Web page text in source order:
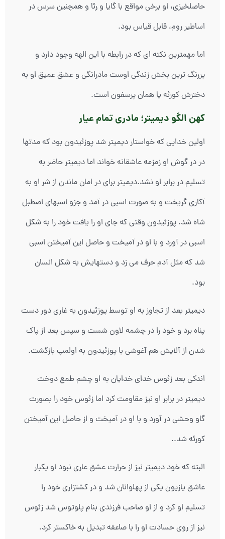
حاصلخیزی، او برخی مواقع با گایا و رئا و همچنین سرس در
اساطیر روم، قابل قیاس بود.
اما مهمترین نکته ای که در رابطه با این الهه وجود دارد و
پررنگ ترین بخش زندگی اوست مادرانگی و عشق عمیق او به
دخترش کورئه یا همان پرسفون است.
کهن الگو دیمیتر؛ مادری تمام عیار
اولین خدایی که خواستار دیمیتر شد پوزئیدون بود که مدتها
در در گوش او زمزمه عاشقانه خواند اما دیمیتر حاضر به
تسلیم در برابر او نشد.دیمیتر برای در امان ماندن از شر او به
آکاری گریخت و به صورت اسبی در آمد و جزو اسبهای اصطبل
شاه شد. پوزئیدون وقتی که جای او را یافت خود را به شکل
اسبی در آورد و با او در آمیخت و حاصل این آمیختن اسبی
شد که مثل آدم حرف می زد و دستهایش به شکل انسان
بود.
دیمیتر بعد از تجاوز به او توسط پوزئیدون به غاری دور دست
پناه برد و خود را در چشمه لاون شست و سپس بعد از پاک
شدن از آلایش هم آغوشی با پوزئیدون به اولمپ بازگشت.
اندکی بعد زئوس خدای خدایان به او چشم طمع دوخت
دیمیتر در برابر او نیز مقاومت کرد اما زئوس خود را بصورت
گاو وحشی در آورد و با او در آمیخت و از حاصل این آمیختن
کورئه شد..
البته که خود دیمیتر نیز از حرارت عشق عاری نبود او یکبار
عاشق یازیون یکی از پهلوانان شد و در کشتزاری خود را
تسلیم او کرد و از او صاحب فرزندی بنام پلوتوس شد زئوس
نیز از روی حسادت او را با صاعقه تبدیل به خاکستر کرد.